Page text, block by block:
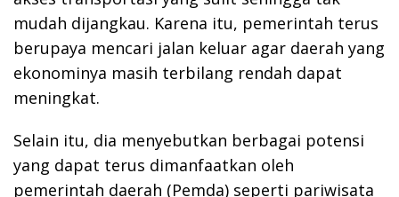
mudah dijangkau. Karena itu, pemerintah terus
berupaya mencari jalan keluar agar daerah yang
ekonominya masih terbilang rendah dapat
meningkat.
Selain itu, dia menyebutkan berbagai potensi
yang dapat terus dimanfaatkan oleh
pemerintah daerah (Pemda) seperti pariwisata